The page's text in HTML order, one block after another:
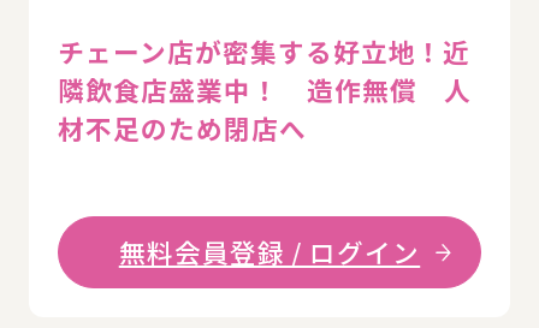
チェーン店が密集する好立地！近
隣飲食店盛業中！ 造作無償 人
材不足のため閉店へ
無料会員登録 / ログイン